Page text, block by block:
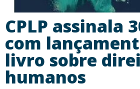
CPLP assinala
com
livro sobre
humanos